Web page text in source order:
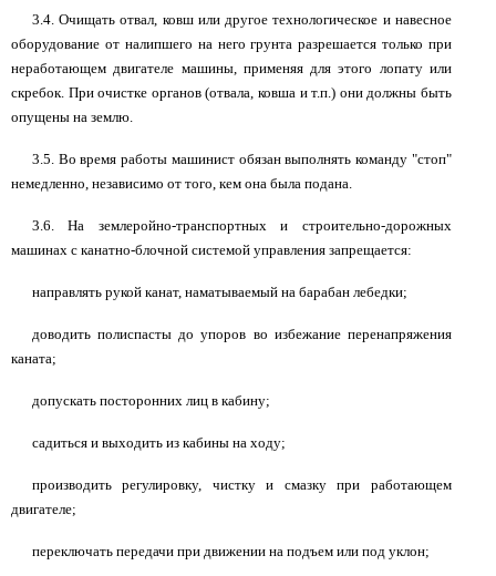
3.4. Очищать отвал, ковш или другое технологическое и навесное
оборудование от налипшего на него грунта разрешается только при
неработающем двигателе машины, применяя для этого лопату или
скребок. При очистке органов (отвала, ковша и т.п.) они должны быть
опущены на землю.
3.5. Во время работы машинист обязан выполнять команду "стоп"
немедленно, независимо от того, кем она была подана.
3.6. На землеройно-транспортных и строительно-дорожных
машинах с канатно-блочной системой управления запрещается:
направлять рукой канат, наматываемый на барабан лебедки;
доводить полиспасты до упоров во избежание перенапряжения
каната;
допускать посторонних лиц в кабину;
садиться и выходить из кабины на ходу;
производить регулировку, чистку и смазку при работающем
двигателе;
переключать передачи при движении на подъем или под уклон;